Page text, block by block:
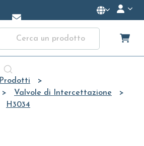
Content
Prodotti
Valvole di Intercettazione
H3034